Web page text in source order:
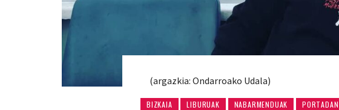
(argazkia: Ondarroako Udala)
BIZKAIA LIBURUAK NABARMENDUAK PORTADAN